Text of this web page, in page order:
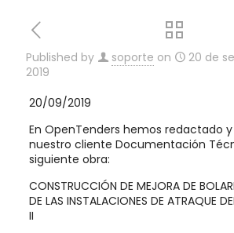
Published by soporte on
20 de
2019
20/09/2019
En OpenTenders hemos redactado
nuestro cliente Documentación
siguiente obra:
CONSTRUCCIÓN DE MEJORA DE
DE LAS INSTALACIONES DE ATRAQUE
II